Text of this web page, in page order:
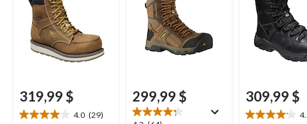
319,99 $
4.0 (29)
4.0
299,99 $
Utility
309,99 $
4.2